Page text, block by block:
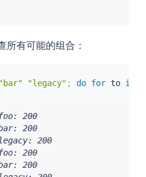
所有可能的组合：
"bar" "legacy" ; do for to in
200
200
200
200
200